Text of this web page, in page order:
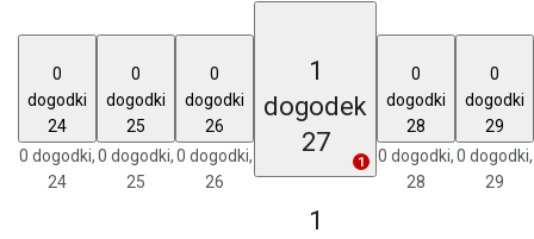
0
dogodki
24
0 dogodki,
24
0
dogodki
25
0 dogodki,
25
0
dogodki
26
0 dogodki,
26
1
dogodek
27
1
1
0
dogodki
28
0 dogodki,
28
0
dogodki
29
0 dogodki,
29